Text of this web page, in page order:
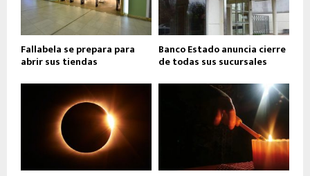
Fallabela se prepara para
abrir sus tiendas
Banco Estado anuncia cierre
de todas sus sucursales